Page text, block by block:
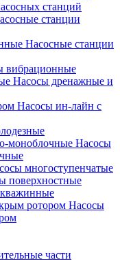
станций
станции
Насосные станции
вибрационные
Насосы дренажные и
Насосы ин-лайн с
Насосы
многоступенчатые
поверхностные
Насосы